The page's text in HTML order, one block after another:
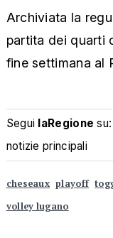
Archiviata la
partita dei quarti
fine settimana al
Segui laRegione su:
notizie principali
cheseaux playoff
volley lugano